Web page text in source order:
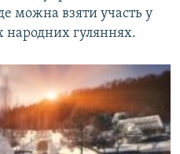
можна взяти участь у
народних гуляннях.